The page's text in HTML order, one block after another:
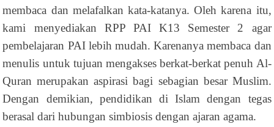
membaca dan melafalkan kata-katanya. Oleh karena itu,
kami menyediakan RPP PAI K13 Semester 2 agar
pembelajaran PAI lebih mudah. Karenanya membaca dan
menulis untuk tujuan mengakses berkat-berkat penuh Al-
Quran merupakan aspirasi bagi sebagian besar Muslim.
Dengan demikian, pendidikan di Islam dengan tegas
berasal dari hubungan simbiosis dengan ajaran agama.